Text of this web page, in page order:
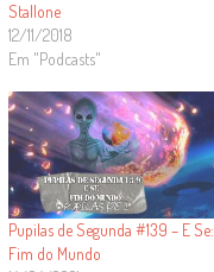
Stallone
12/11/2018
Em "Podcasts"
Pupilas de Segunda #139 – E Se:
Fim do Mundo